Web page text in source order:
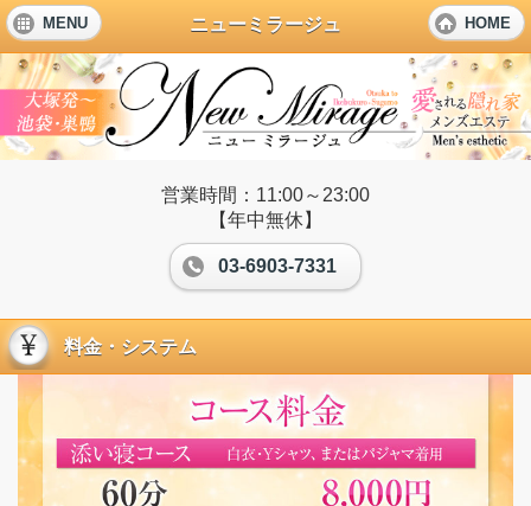
ニューミラージュ
MENU HOME
営業時間：11:00～23:00
【年中無休】
03-6903-7331
料金・システム